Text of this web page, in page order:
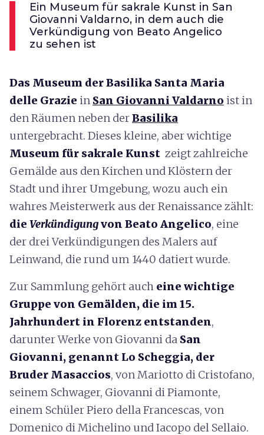
Ein Museum für sakrale Kunst in San
Giovanni Valdarno, in dem auch die
Verkündigung von Beato Angelico
zu sehen ist
Das Museum der Basilika Santa Maria
delle Grazie in San Giovanni Valdarno ist in
den Räumen neben derBasilika
untergebracht. Dieses kleine, aber wichtige
Museum für sakrale Kunst zeigt zahlreiche
Gemälde aus den Kirchen und Klöstern der
Stadt und ihrer Umgebung, wozu auch ein
wahres Meisterwerk aus der Renaissance zählt:
die Verkündigungvon Beato Angelico, eine
der drei Verkündigungen des Malers auf
Leinwand, die rund um 1440 datiert wurde.
Zur Sammlung gehört auch eine wichtige
Gruppe von Gemälden, die im 15.
Jahrhundert in Florenz entstanden,
darunter Werke von Giovanni da San
Giovanni, genannt Lo Scheggia, der
Bruder Masaccios, von Mariotto di Cristofano,
seinem Schwager, Giovanni di Piamonte,
einem Schüler Piero della Francescas, von
Domenico di Michelino und Iacopo del Sellaio.